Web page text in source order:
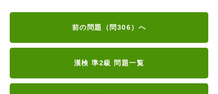
前の問題（問306）へ
漢検 準2級 問題一覧